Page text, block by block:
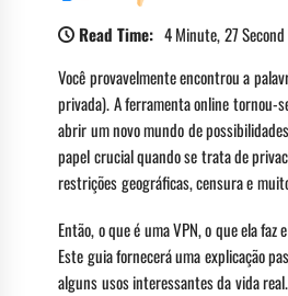
Read Time: 4 Minute, 27 Second
Você provavelmente encontrou a
privada). A ferramenta online tornou-
abrir um novo mundo de
papel crucial quando se trata de
restrições geográficas, censura e
Então, o que é uma VPN, o que ela faz
Este guia fornecerá uma explicação
alguns usos interessantes da vida real.